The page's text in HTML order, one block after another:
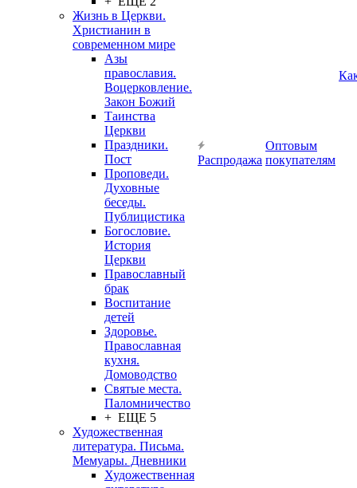
Жизнь в Церкви.
Христианин в
современном мире
Азы
православия.
Воцерковление.
Закон Божий
Таинства
Церкви
Праздники.
Пост
Проповеди.
Духовные
беседы.
Публицистика
Богословие.
История
Церкви
Православный
брак
Воспитание
детей
Здоровье.
Православная
кухня.
Домоводство
Святые места.
Паломничество
+ ЕЩЕ 5
Художественная
литература. Письма.
Мемуары. Дневники
Художественная
Распродажа
Оптовым
покупателям